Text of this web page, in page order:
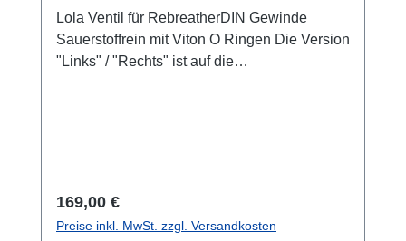
Lola Ventil für RebreatherDIN Gewinde
Sauerstoffrein mit Viton O Ringen Die Version
"Links" / "Rechts" ist auf die
Regulärer Preis:
169,00 €
Preise inkl. MwSt. zzgl. Versandkosten